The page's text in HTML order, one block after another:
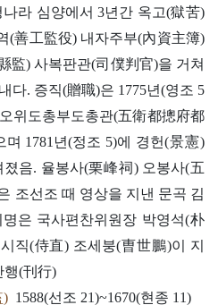
라 심양에서 3년간 옥고(獄苦)
(善工監役) 내자주부(內資主簿)
監) 사복판관(司僕判官)을 거쳐
다. 증직(贈職)은 1775년(영조 5
위도총부도총관(五衛都摠府都
1781년(정조 5)에 경헌(景憲)
음. 율봉사(栗峰祠) 오봉사(五
조선조 때 영상을 지낸 문곡 김
은 국사편찬위원장 박영석(朴
직(侍直) 조세붕(曺世鵬)이 지
행(刊行)
) 1588(선조 21)~1670(현종 11)